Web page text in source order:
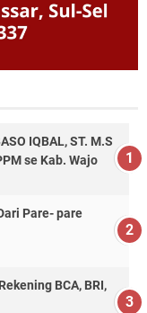
IQBAL, ST. M.S
se Kab. Wajo
Pare- pare
BCA, BRI,